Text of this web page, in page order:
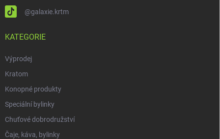
@galaxie.krtm
KATEGORIE
Výprodej
Kratom
Konopné produkty
Speciální bylinky
Chuťové dobrodružství
Čaje, káva, bylinky